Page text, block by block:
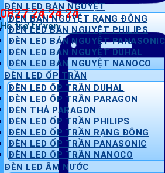
0827 24 24 24
Hỗ trợ tư vấn
ĐÈN LED BÁN NGUYỆT
ĐÈN BÁN NGUYỆT RẠNG ĐÔNG
ĐÈN LED BÁN NGUYỆT PHILIPS
ĐÈN LED BÁN NGUYỆT PANASONIC
ĐÈN LED BÁN NGUYỆT DUHAL
ĐÈN LED BÁN NGUYỆT NANOCO
ĐÈN LED ỐP TRẦN
ĐÈN LED ỐP TRẦN DUHAL
ĐÈN LED ỐP TRẦN PARAGON
ĐÈN THẢ PARAGON
ĐÈN LED ỐP TRẦN PHILIPS
ĐÈN LED ỐP TRẦN RẠNG ĐÔNG
ĐÈN LED ỐP TRẦN PANASONIC
ĐÈN LED ỐP TRẦN NANOCO
ĐÈN LED ÂM NƯỚC